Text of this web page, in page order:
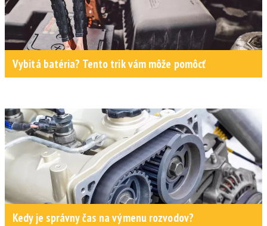
Vybitá batéria? Tento trik vám môže pomôcť
Kedy je správny čas na výmenu rozvodov?